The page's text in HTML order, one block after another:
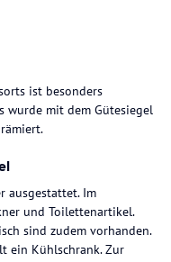
ist besonders
wurde mit dem Gütesiegel
ausgestattet. Im
und Toilettenartikel.
sind zudem vorhanden.
ein Kühlschrank. Zur